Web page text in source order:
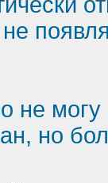
не могу
но